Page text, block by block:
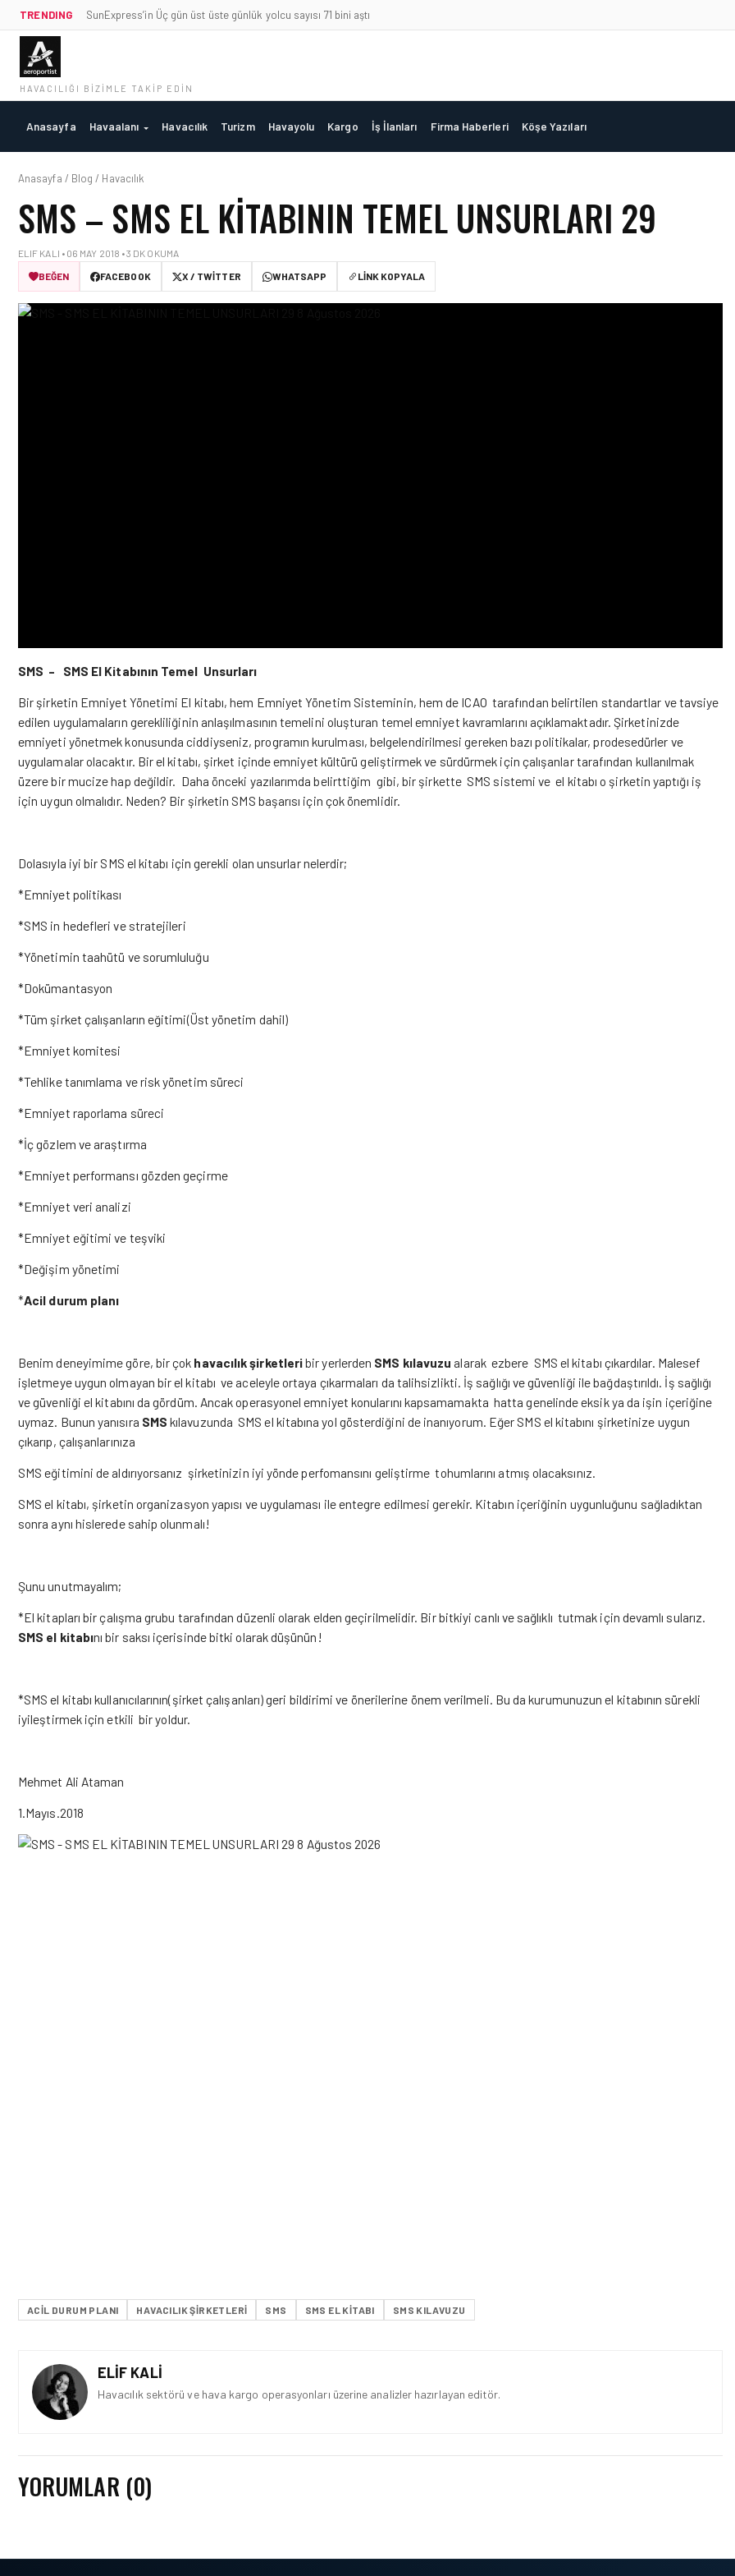
TRENDING SunExpress’in Üç gün üst üste günlük yolcu sayısı 71 bini aştı
HAVACILIĞI BIZIMLE TAKIP EDIN
Anasayfa Havaalanı Havacılık Turizm Havayolu Kargo İş İlanları Firma Haberleri Köşe Yazıları
Anasayfa / Blog / Havacılık
SMS – SMS EL KITABININ TEMEL UNSURLARI 29
ELIF KALI • 06 MAY 2018 • 3 DK OKUMA
BEĞEN
FACEBOOK X / TWITTER WHATSAPP LINK KOPYALA
SMS – SMS El Kitabının Temel Unsurları
Bir şirketin Emniyet Yönetimi El kitabı, hem Emniyet Yönetim Sisteminin, hem de ICAO tarafından belirtilen standartlar ve tavsiye
edilen uygulamaların gerekliliğinin anlaşılmasının temelini oluşturan temel emniyet kavramlarını açıklamaktadır. Şirketinizde
emniyeti yönetmek konusunda ciddiyseniz, programın kurulması, belgelendirilmesi gereken bazı politikalar, prodesedürler ve
uygulamalar olacaktır. Bir el kitabı, şirket içinde emniyet kültürü geliştirmek ve sürdürmek için çalışanlar tarafından kullanılmak
üzere bir mucize hap değildir. Daha önceki yazılarımda belirttiğim gibi, bir şirkette SMS sistemi ve el kitabı o şirketin yaptığı iş
için uygun olmalıdır. Neden? Bir şirketin SMS başarısı için çok önemlidir.
Dolasıyla iyi bir SMS el kitabı için gerekli olan unsurlar nelerdir;
*Emniyet politikası
*SMS in hedefleri ve stratejileri
*Yönetimin taahütü ve sorumluluğu
*Dokümantasyon
*Tüm şirket çalışanların eğitimi(Üst yönetim dahil)
*Emniyet komitesi
*Tehlike tanımlama ve risk yönetim süreci
*Emniyet raporlama süreci
*İç gözlem ve araştırma
*Emniyet performansı gözden geçirme
*Emniyet veri analizi
*Emniyet eğitimi ve teşviki
*Değişim yönetimi
*Acil durum planı
Benim deneyimime göre, bir çok havacılık şirketleribir yerlerden SMS kılavuzu alarak ezbere SMS el kitabı çıkardılar. Malesef
işletmeye uygun olmayan bir el kitabı ve aceleyle ortaya çıkarmaları da talihsizlikti. İş sağlığı ve güvenliği ile bağdaştırıldı. İş sağlığı
ve güvenliği el kitabını da gördüm. Ancak operasyonel emniyet konularını kapsamamakta hatta genelinde eksik ya da işin içeriğine
uymaz. Bunun yanısıra SMS kılavuzunda SMS el kitabına yol gösterdiğini de inanıyorum. Eğer SMS el kitabını şirketinize uygun
çıkarıp, çalışanlarınıza
SMS eğitimini de aldırıyorsanız şirketinizin iyi yönde perfomansını geliştirme tohumlarını atmış olacaksınız.
SMS el kitabı, şirketin organizasyon yapısı ve uygulaması ile entegre edilmesi gerekir. Kitabın içeriğinin uygunluğunu sağladıktan
sonra aynı hislerede sahip olunmalı!
Şunu unutmayalım;
*El kitapları bir çalışma grubu tarafından düzenli olarak elden geçirilmelidir. Bir bitkiyi canlı ve sağlıklı tutmak için devamlı sularız.
SMS el kitabını bir saksı içerisinde bitki olarak düşünün!
*SMS el kitabı kullanıcılarının(şirket çalışanları) geri bildirimi ve önerilerine önem verilmeli. Bu da kurumunuzun el kitabının sürekli
iyileştirmek için etkili bir yoldur.
Mehmet Ali Ataman
1.Mayıs.2018
ACIL DURUM PLANI HAVACILIK ŞIRKETLERI SMS SMS EL KITABI SMS KILAVUZU
ELIF KALI
Havacılık sektörü ve hava kargo operasyonları üzerine analizler hazırlayan editör.
YORUMLAR (0)